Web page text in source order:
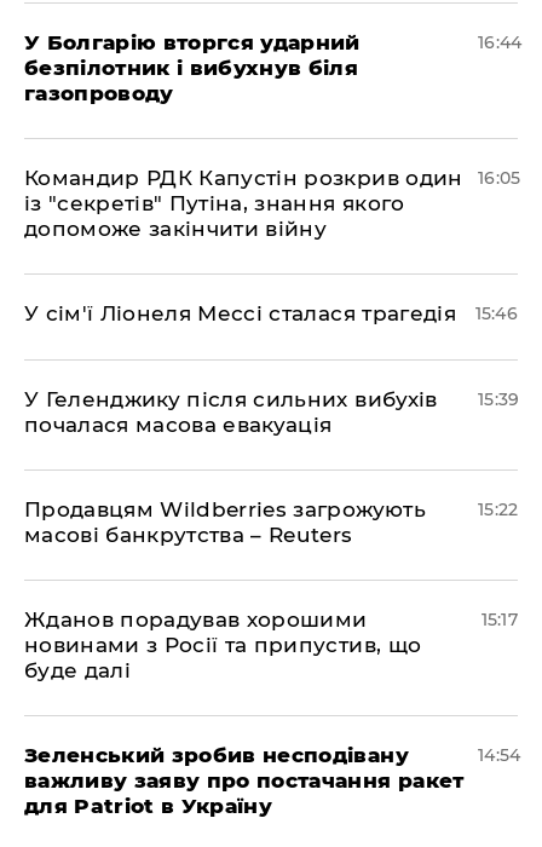
У Болгарію вторгся ударний
безпілотник і вибухнув біля
газопроводу
16:44
Командир РДК Капустін розкрив один
із "секретів" Путіна, знання якого
допоможе закінчити війну
16:05
У сім'ї Ліонеля Мессі сталася трагедія 15:46
У Геленджику після сильних вибухів
почалася масова евакуація
15:39
Продавцям Wildberries загрожують
масові банкрутства – Reuters
15:22
Жданов порадував хорошими
новинами з Росії та припустив, що
буде далі
15:17
Зеленський зробив несподівану
важливу заяву про постачання ракет
для Patriot в Україну
14:54